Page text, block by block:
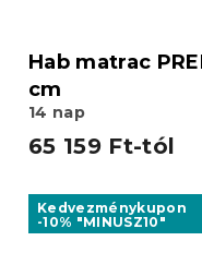
Hab matrac
cm
14 nap
65 159 Ft-tól
Kedvezménykupon
-10% "MINUSZ10"